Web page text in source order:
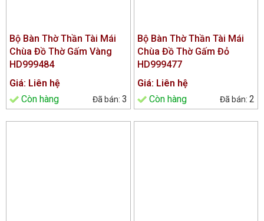
Bộ Bàn Thờ Thần Tài Mái
Chùa Đồ Thờ Gấm Vàng
HD999484
Giá: Liên hệ
Còn hàng
3
Bộ Bàn Thờ Thần Tài Mái
Chùa Đồ Thờ Gấm Đỏ
HD999477
Giá: Liên hệ
Còn hàng
2